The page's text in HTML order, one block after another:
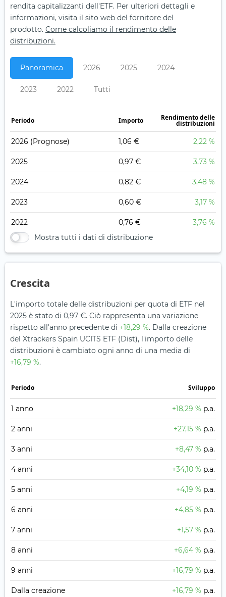
rendita capitalizzanti dell'ETF. Per ulteriori dettagli e
informazioni, visita il sito web del fornitore del
prodotto. Come calcoliamo il rendimento delle
distribuzioni.
Panoramica 2026 2025 2024
2023 2022 Tutti
Periodo Importo Rendimento delle
distribuzioni
2026 (Prognose) 1,06 € 2,22 %
2025 0,97 € 3,73 %
2024 0,82 € 3,48 %
2023 0,60 € 3,17 %
2022 0,76 €
3,76 %
Mostra tutti i dati di distribuzione
Crescita
L'importo totale delle distribuzioni per quota di ETF nel
2025 è stato di 0,97 €. Ciò rappresenta una variazione
rispetto all'anno precedente di +18,29 %. Dalla creazione
del Xtrackers Spain UCITS ETF (Dist), l'importo delle
distribuzioni è cambiato ogni anno di una media di
+16,79 %.
Periodo Sviluppo
1 anno +18,29 % p.a.
2 anni +27,15 % p.a.
3 anni +8,47 % p.a.
4 anni +34,10 % p.a.
5 anni +4,19 % p.a.
6 anni +4,85 % p.a.
7 anni +1,57 % p.a.
8 anni +6,64 % p.a.
9 anni +16,79 % p.a.
Dalla creazione +16,79 % p.a.